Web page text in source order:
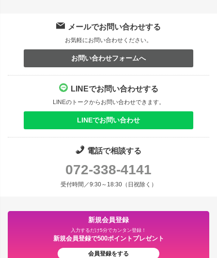
メールでお問い合わせする
お気軽にお問い合わせください。
お問い合わせフォームへ
LINEでお問い合わせする
LINEのトークからお問い合わせできます。
LINEでお問い合わせ
電話で相談する
072-338-4141
受付時間／9:30～18:30（日祝除く）
新規会員登録
入力するだけ5分でカンタン登録！
新規会員登録で500ポイントプレゼント
会員登録をする